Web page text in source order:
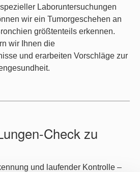
Laboruntersuchungen
wir ein Tumorgeschehen an
größtenteils erkennen.
wir Ihnen die
und erarbeiten Vorschläge zur
Check zu
und laufender Kontrolle –